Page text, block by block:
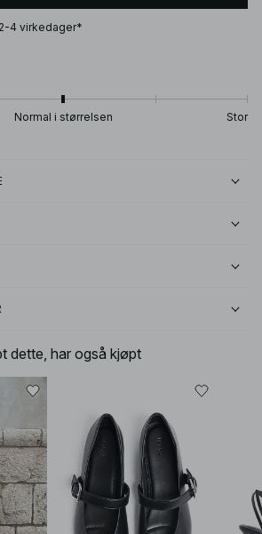
4 virkedager*
Normal i størrelsen Stor
dette, har også kjøpt